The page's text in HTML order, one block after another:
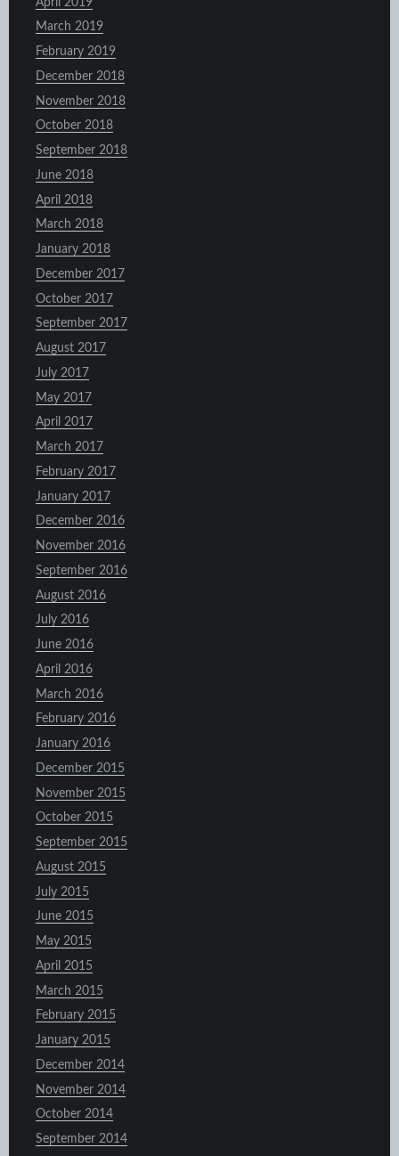
March 2019
February 2019
December 2018
November 2018
October 2018
September 2018
June 2018
April 2018
March 2018
January 2018
December 2017
October 2017
September 2017
August 2017
July 2017
May 2017
April 2017
March 2017
February 2017
January 2017
December 2016
November 2016
September 2016
August 2016
July 2016
June 2016
April 2016
March 2016
February 2016
January 2016
December 2015
November 2015
October 2015
September 2015
August 2015
July 2015
June 2015
May 2015
April 2015
March 2015
February 2015
January 2015
December 2014
November 2014
October 2014
September 2014